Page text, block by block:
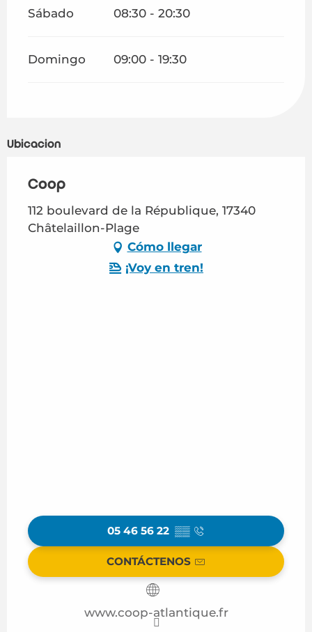
Sábado 08:30 - 20:30
Domingo 09:00 - 19:30
Ubicación
Coop
112 boulevard de la République, 17340
Châtelaillon-Plage
Cómo llegar
¡Voy en tren!
05 46 56 22 ▒▒
CONTÁCTENOS
www.coop-atlantique.fr